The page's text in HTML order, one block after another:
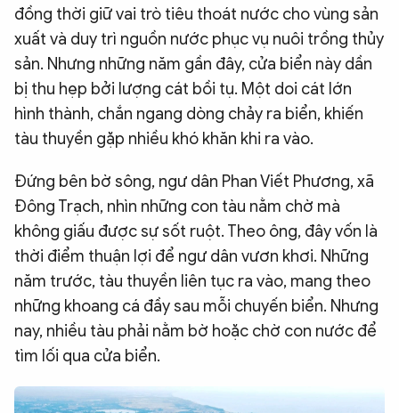
đồng thời giữ vai trò tiêu thoát nước cho vùng sản
xuất và duy trì nguồn nước phục vụ nuôi trồng thủy
sản. Nhưng những năm gần đây, cửa biển này dần
bị thu hẹp bởi lượng cát bồi tụ. Một doi cát lớn
hình thành, chắn ngang dòng chảy ra biển, khiến
tàu thuyền gặp nhiều khó khăn khi ra vào.
Đứng bên bờ sông, ngư dân Phan Viết Phương, xã
Đông Trạch, nhìn những con tàu nằm chờ mà
không giấu được sự sốt ruột. Theo ông, đây vốn là
thời điểm thuận lợi để ngư dân vươn khơi. Những
năm trước, tàu thuyền liên tục ra vào, mang theo
những khoang cá đầy sau mỗi chuyến biển. Nhưng
nay, nhiều tàu phải nằm bờ hoặc chờ con nước để
tìm lối qua cửa biển.